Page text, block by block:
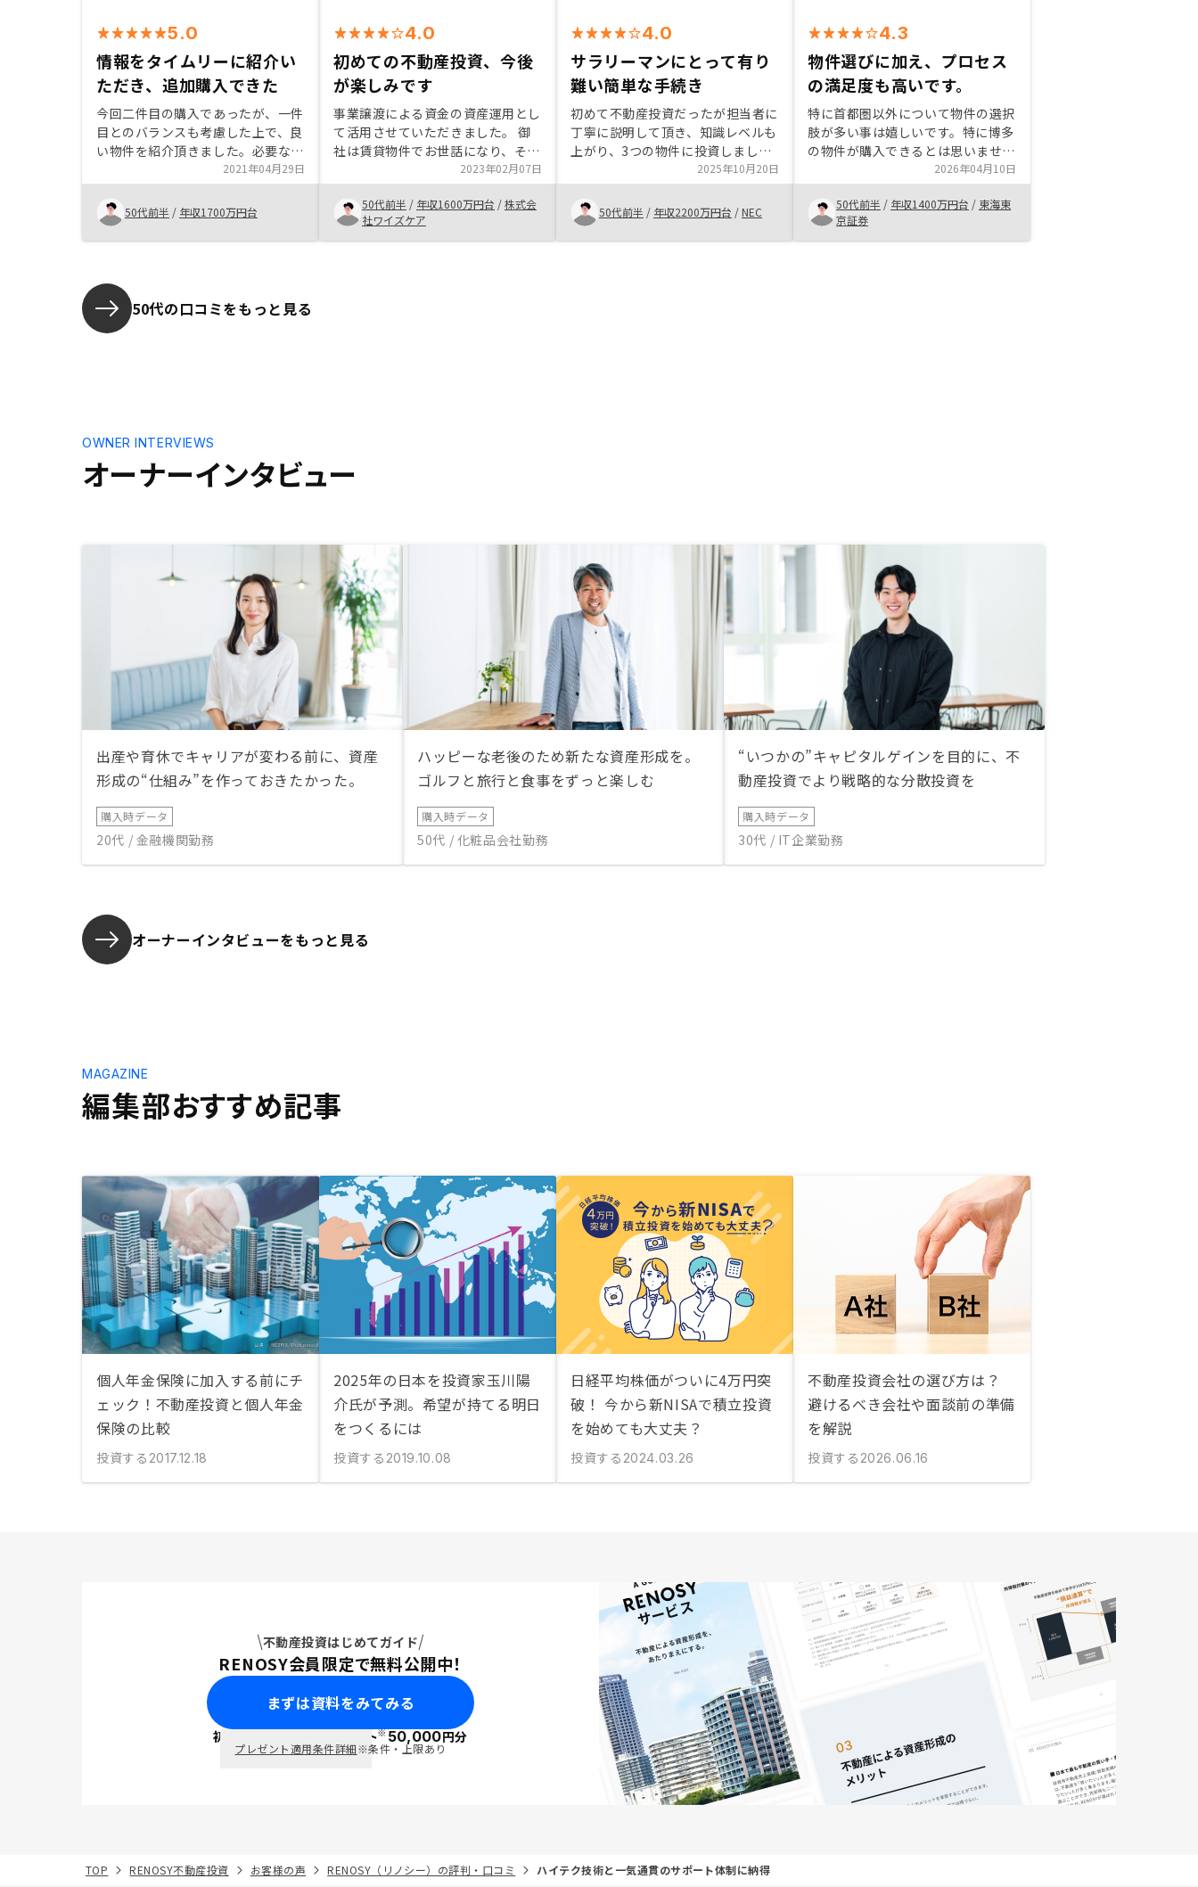
5.0
情報をタイムリーに紹介い
ただき、追加購入できた
今回二件目の購入であったが、一件
目とのバランスも考慮した上で、良
い物件を紹介頂きました。必要な情
報をタイムリーに提供いただき、非
常に検討を進めやすかったです。あ
りがとうございました。
2021年04月29日
50代前半 / 年収1700万円台
4.0
初めての不動産投資、今後
が楽しみです
事業譲渡による資金の資産運用とし
て活用させていただきました。 御
社は賃貸物件でお世話になり、そこ
から投資物件紹介いただきました。
はじめてのことでしたが、色々わか
りやすく説明いただきました。 は
じめたばかりですが満足いくようで
したら、知人に紹介したいと思いま
2023年02月07日
50代前半 / 年収1600万円台 /株式会
社ワイズケア
4.0
サラリーマンにとって有り
難い簡単な手続き
初めて不動産投資だったが担当者に
丁寧に説明して頂き、知識レベルも
上がり、3つの物件に投資しまし
た。 質問に対してもLINEや電話会
議で迅速に答えて頂きました。 ア
プリで全物件まとめて管理できるの
も有りがたいです。
2025年10月20日
50代前半 / 年収2200万円台 /NEC
4.3
物件選びに加え、プロセス
の満足度も高いです。
特に首都圏以外について物件の選択
肢が多い事は嬉しいです。特に博多
の物件が購入できるとは思いません
でした。担当者も知識豊富で比較検
討しやすく説明してくれます。手続
きも円滑で不満はありません。他社
と比較しましたが御社に決めていま
す。
2026年04月10日
50代前半 / 年収1400万円台 / 東海東
京証券
50代の口コミをもっと見る
オーナーインタビュー
OWNER INTERVIEWS
出産や育休でキャリアが変わる前に、資産
形成の“仕組み”を作っておきたかった。
購入時データ
20代 / 金融機関勤務
ハッピーな老後のため新たな資産形成を。
ゴルフと旅行と食事をずっと楽しむ
購入時データ
50代 / 化粧品会社勤務
“いつかの”キャピタルゲインを目的に、不
動産投資でより戦略的な分散投資を
購入時データ
30代 / IT企業勤務
オーナーインタビューをもっと見る
編集部おすすめ記事
MAGAZINE
個人年金保険に加入する前にチ
ェック！不動産投資と個人年金
保険の比較
投資する 2017.12.18
2025年の日本を投資家玉川陽
介氏が予測。希望が持てる明日
をつくるには
投資する 2019.10.08
日経平均株価がついに4万円突
破！ 今から新NISAで積立投資
を始めても大丈夫？
投資する 2024.03.26
不動産投資会社の選び方は？
避けるべき会社や面談前の準備
を解説
投資する 2026.06.16
不動産投資はじめてガイド
RENOSY会員限定で無料公開中！
まずは資料をみてみる
初回面談で ポイント※50,000円分
プレゼント適用条件詳細※条件・上限あり
TOP RENOSY不動産投資 お客様の声 RENOSY（リノシー）の評判・口コミ ハイテク技術と一気通貫のサポート体制に納得